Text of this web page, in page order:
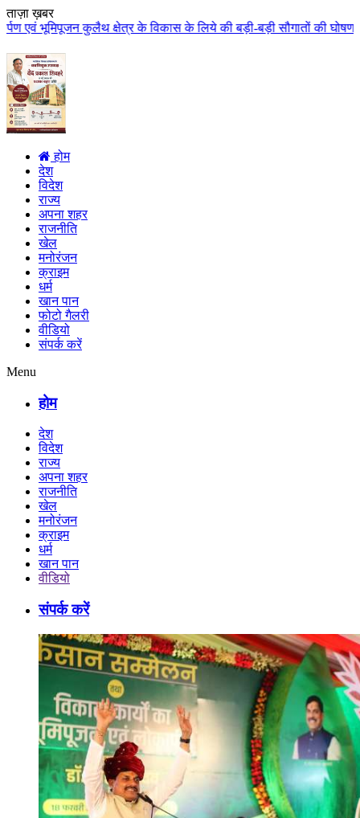
ताज़ा ख़बर
के विकास के लिये की बड़ी-बड़ी सौगातों की घोषणा कुलैथ क्षेत्र की जनता
होम
देश
विदेश
राज्य
अपना शहर
राजनीति
खेल
मनोरंजन
क्राइम
धर्म
खान पान
फोटो गैलरी
वीडियो
संपर्क करें
Menu
होम
देश
विदेश
राज्य
अपना शहर
राजनीति
खेल
मनोरंजन
क्राइम
धर्म
खान पान
वीडियो
संपर्क करें